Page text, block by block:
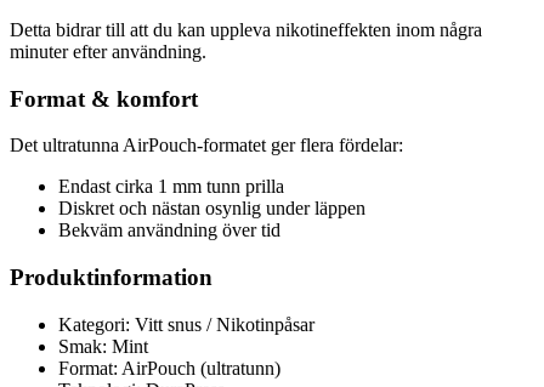
Detta bidrar till att du kan uppleva nikotineffekten inom några
minuter efter användning.
Format & komfort
Det ultratunna AirPouch-formatet ger flera fördelar:
Endast cirka 1 mm tunn prilla
Diskret och nästan osynlig under läppen
Bekväm användning över tid
Produktinformation
Kategori: Vitt snus / Nikotinpåsar
Smak: Mint
Format: AirPouch (ultratunn)